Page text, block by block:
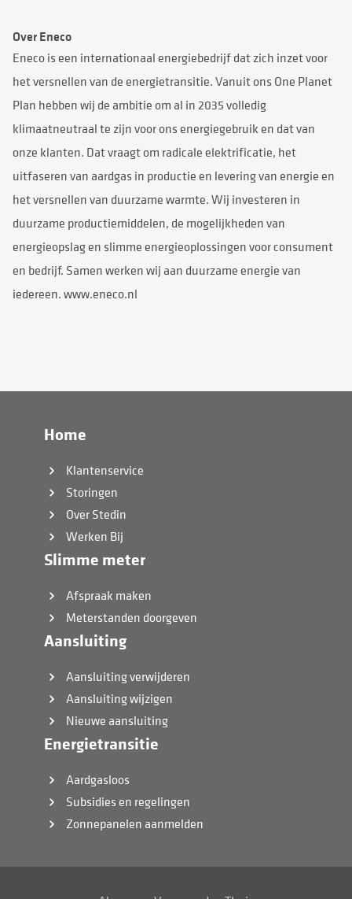
Over Eneco
Eneco is een internationaal energiebedrijf dat zich inzet voor
het versnellen van de energietransitie. Vanuit ons One Planet
Plan hebben wij de ambitie om al in 2035 volledig
klimaatneutraal te zijn voor ons energiegebruik en dat van
onze klanten. Dat vraagt om radicale elektrificatie, het
uitfaseren van aardgas in productie en levering van energie en
het versnellen van duurzame warmte. Wij investeren in
duurzame productiemiddelen, de mogelijkheden van
energieopslag en slimme energieoplossingen voor consument
en bedrijf. Samen werken wij aan duurzame energie van
iedereen. www.eneco.nl
Home
Klantenservice
Storingen
Over Stedin
Werken Bij
Slimme meter
Afspraak maken
Meterstanden doorgeven
Aansluiting
Aansluiting verwijderen
Aansluiting wijzigen
Nieuwe aansluiting
Energietransitie
Aardgasloos
Subsidies en regelingen
Zonnepanelen aanmelden